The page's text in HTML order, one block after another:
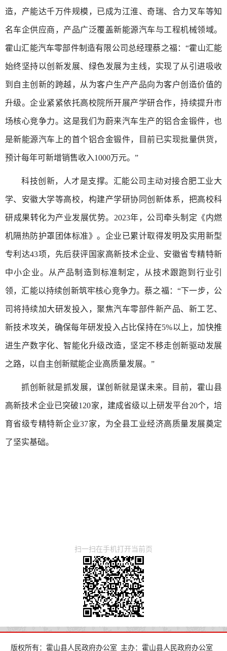
造，产能达千万件规模，已成为江淮、奇瑞、合力叉车等知
名车企供应商，产品广泛覆盖新能源汽车与工程机械领域。
霍山汇能汽车零部件制造有限公司总经理蔡之福：“霍山汇能
始终坚持以创新发展、绿色发展为主线，实现了从引进吸收
到自主创新的跨越，从为客户生产产品向为客户创造价值的
升级。企业紧紧依托高校院所开展产学研合作，持续提升市
场核心竞争力。这是我们为蔚来汽车生产的铝合金锻件，也
是新能源汽车上的首个铝合金锻件，目前已实现批量供货，
预计每年可新增销售收入1000万元。”
科技创新，人才是支撑。汇能公司主动对接合肥工业大
学、安徽大学等高校，构建产学研协同创新体系，把高校科
研成果转化为产业发展优势。2023年，公司牵头制定《内燃
机隔热防护罩团体标准》。企业已累计取得发明及实用新型
专利达43项，先后获评国家高新技术企业、安徽省专精特新
中小企业。从产品制造到标准制定，从技术跟跑到行业引
领，汇能以持续创新筑牢核心竞争力。蔡之福：“下一步，公
司将持续加大研发投入，聚焦汽车零部件新产品、新工艺、
新技术攻关，确保每年研发投入占比保持在5%以上，加快推
进生产数字化、智能化升级改造，坚定不移走创新驱动发展
之路，以自主创新赋能企业高质量发展。”
抓创新就是抓发展，谋创新就是谋未来。目前，霍山县
高新技术企业已突破120家，建成省级以上研发平台20个，培
育省级专精特新企业37家，为全县工业经济高质量发展奠定
了坚实基础。
扫一扫在手机打开当前页
版权所有：霍山县人民政府办公室 主办：霍山县人民政府办公室